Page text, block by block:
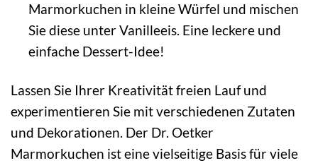
Marmorkuchen in kleine Würfel und mischen
Sie diese unter Vanilleeis. Eine leckere und
einfache Dessert-Idee!
Lassen Sie Ihrer Kreativität freien Lauf und
experimentieren Sie mit verschiedenen Zutaten
und Dekorationen. Der Dr. Oetker
Marmorkuchen ist eine vielseitige Basis für viele